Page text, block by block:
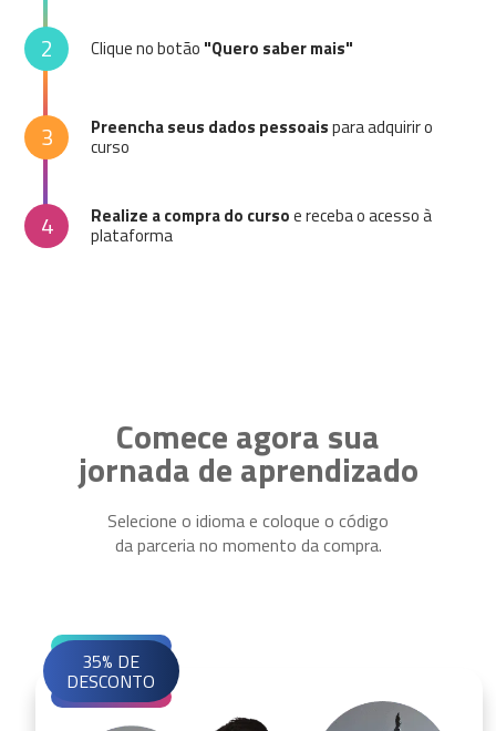
2 Clique no botão "Quero saber mais"
3 Preencha seus dados pessoaispara adquirir o
curso
4 Realize a compra do cursoe receba o acesso à
plataforma
Comece agora sua
jornada de aprendizado
Selecione o idioma e coloque o código
da parceria no momento da compra.
35% DE
DESCONTO